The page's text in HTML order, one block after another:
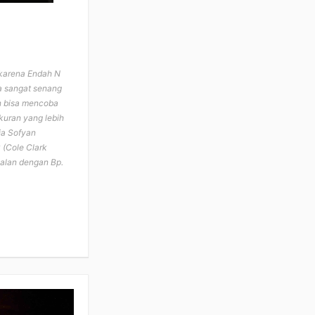
Endah N
sangat senang
mencoba
yang lebih
Sofyan
Clark
dengan Bp.